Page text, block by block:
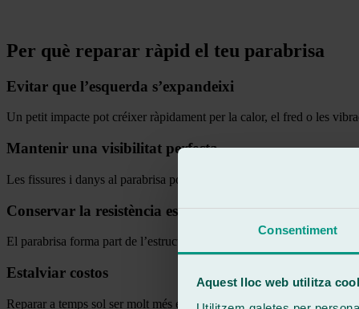
Consentiment
Aquest lloc web utilitza
Per què reparar ràpid el teu parabrisa
Evitar que l’esquerda s’expandeixi
Un petit impacte pot créixer ràpidament per la calor, el fred o les
Mantenir una visibilitat perfecta
Les fissures i danys al parabrisa poden afectar la visió del conductor i
Conservar la resistència estructural
El parabrisa forma part de l’estructura del cotxe i contribueix a la
Estalviar costos
Reparar a temps sol ser molt més econòmic que substituir